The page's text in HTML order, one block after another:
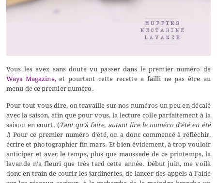
Vous les avez sans doute vu passer dans le premier numéro de
Ways Magazine,et pourtant cette recette a failli ne pas être au
menu de ce premier numéro.
Pour tout vous dire, on travaille sur nos numéros un peu en décalé
avec la saison, afin que pour vous, la lecture colle parfaitement à la
saison en court. ( Tant qu’à faire, autant lire le numéro d’été en été
!) Pour ce premier numéro d’été, on a donc commencé à réfléchir,
écrire et photographier fin mars. Et bien évidement, à trop vouloir
anticiper et avec le temps, plus que maussade de ce printemps, la
lavande n’a fleuri que très tard cette année. Début juin, me voilà
donc en train de courir les jardineries, de lancer des appels à l’aide